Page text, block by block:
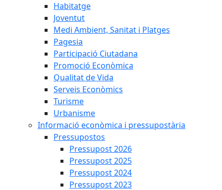
Habitatge
Joventut
Medi Ambient, Sanitat i Platges
Pagesia
Participació Ciutadana
Promoció Econòmica
Qualitat de Vida
Serveis Econòmics
Turisme
Urbanisme
Informació econòmica i pressupostària
Pressupostos
Pressupost 2026
Pressupost 2025
Pressupost 2024
Pressupost 2023